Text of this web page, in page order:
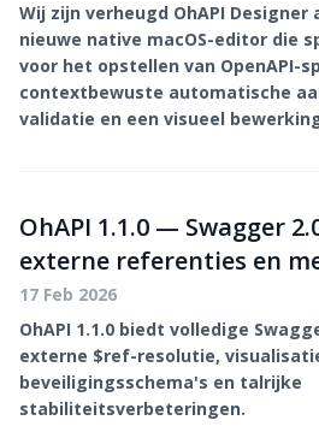
Wij zijn verheugd OhAPI
nieuwe native macOS-editor die
voor het opstellen van OpenAPI-
contextbewuste automatische
validatie en een visueel
OhAPI 1.1.0 — Swagger
externe referenties en
17 Feb 2026
OhAPI 1.1.0 biedt volledige
externe $ref-resolutie,
beveiligingsschema's en talrijke
stabiliteitsverbeteringen.